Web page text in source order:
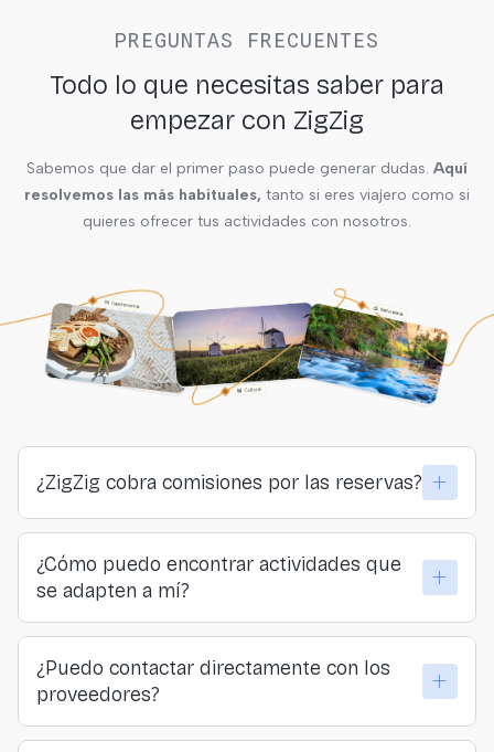
PREGUNTAS FRECUENTES
Todo lo que necesitas saber para
empezar con ZigZig
Sabemos que dar el primer paso puede generar dudas. Aquí
resolvemos las más habituales, tanto si eres viajero como si
quieres ofrecer tus actividades con nosotros.
¿ZigZig cobra comisiones por las reservas?
proveedores. Todo lo que pagas llega directamente a
quienes organizan las actividades.
¿Cómo puedo encontrar actividades que
se adapten a mí?
hacer nuestro formulario y descubrir tu actividad
ideal.
¿Puedo contactar directamente con los
proveedores?